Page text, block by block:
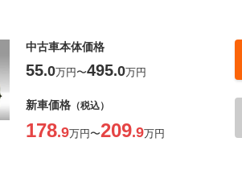
中古車本体価格
55.0万円〜495.0万円
新車価格 （税込）
178.9万円〜209.9万円